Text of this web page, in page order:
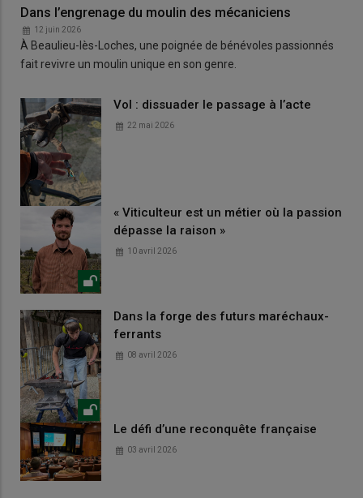
Dans l’engrenage du moulin des mécaniciens
12 juin 2026
À Beaulieu-lès-Loches, une poignée de bénévoles passionnés
fait revivre un moulin unique en son genre.
Vol : dissuader le passage à l’acte
22 mai 2026
« Viticulteur est un métier où la passion
dépasse la raison »
10 avril 2026
Dans la forge des futurs maréchaux-
ferrants
08 avril 2026
Le défi d’une reconquête française
03 avril 2026